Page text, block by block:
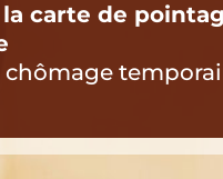
la carte de
chômage